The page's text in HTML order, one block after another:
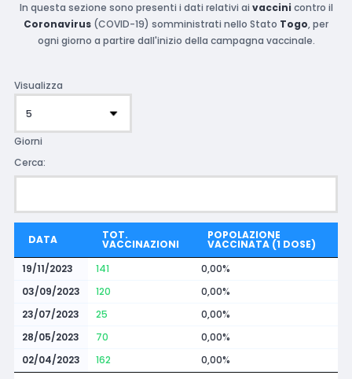
In questa sezione sono presenti i dati relativi ai vaccini contro il
Coronavirus (COVID-19) somministrati nello Stato Togo, per
ogni giorno a partire dall'inizio della campagna vaccinale.
Visualizza
Giorni
Cerca:
DATA TOT.
VACCINAZIONI
POPOLAZIONE
VACCINATA (1 DOSE)
19/11/2023
141
0,00%
03/09/2023
120
0,00%
23/07/2023
25
0,00%
28/05/2023
70
0,00%
02/04/2023
162
0,00%